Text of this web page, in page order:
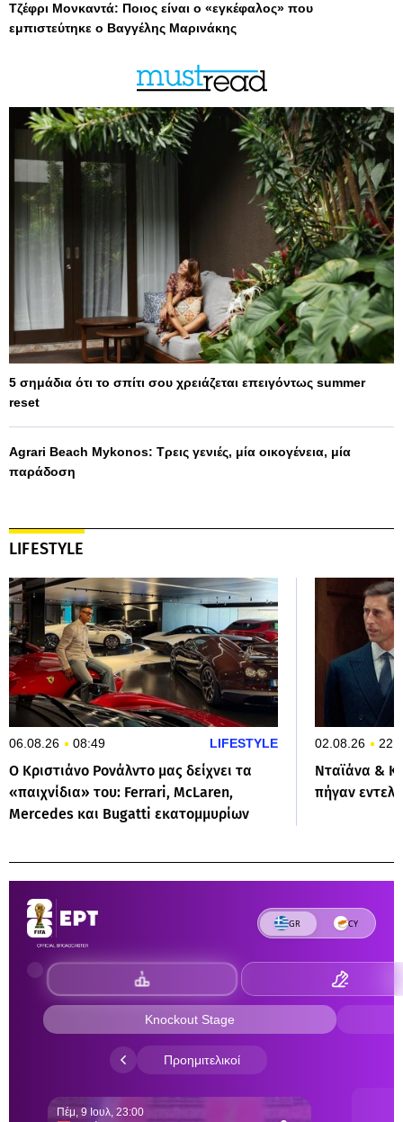
Τζέφρι Μονκαντά: Ποιος είναι ο «εγκέφαλος» που
εμπιστεύτηκε ο Βαγγέλης Μαρινάκης
5 σημάδια ότι το σπίτι σου χρειάζεται επειγόντως summer
reset
Agrari Beach Mykonos: Τρεις γενιές, μία οικογένεια, μία
παράδοση
LIFESTYLE
06.08.26 08:49 LIFESTYLE
Ο Κριστιάνο Ρονάλντο μας δείχνει τα
«παιχνίδια» του: Ferrari, McLaren,
Mercedes και Bugatti εκατομμυρίων
02.08.26
Νταϊάνα &
πήγαν